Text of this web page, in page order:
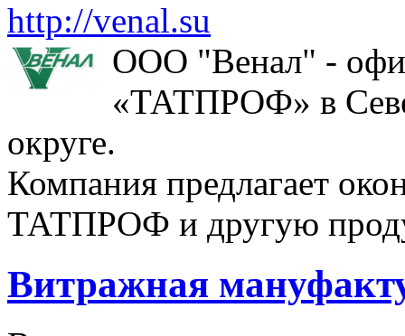
http://venal.su
ООО "Венал" -
«ТАТПРОФ» в
округе.
Компания предлагает
ТАТПРОФ и другую
Витражная